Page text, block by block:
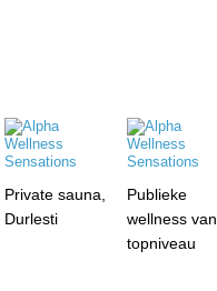
Private sauna,
Durlesti
Publieke
wellness van
topniveau